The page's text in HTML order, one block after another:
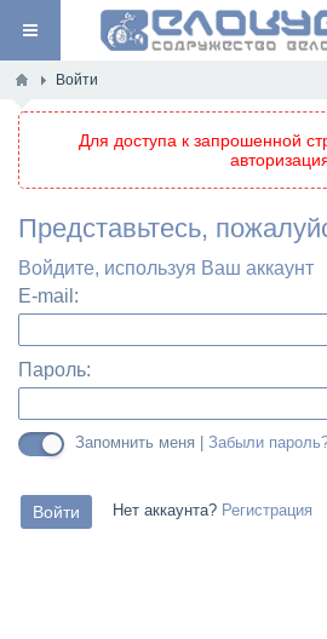
Войти
Для доступа к запрошенной
Представьтесь,
Войдите, используя Ваш аккаунт
E-mail:
Пароль:
Запомнить меня | Забыли
Нет аккаунта? Регистрация